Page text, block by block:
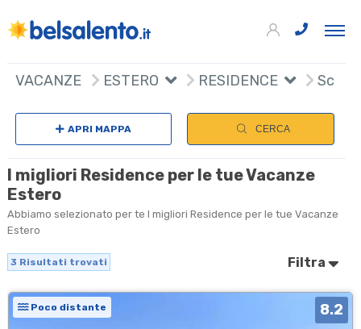
VACANZE ESTERO RESIDENCE
APRI MAPPA CERCA
I migliori Residence per le tue Vacanze
Estero
Abbiamo selezionato per te I migliori Residence per le tue Vacanze
Estero
3 Risultati trovati Filtra
Poco distante 8.2
+